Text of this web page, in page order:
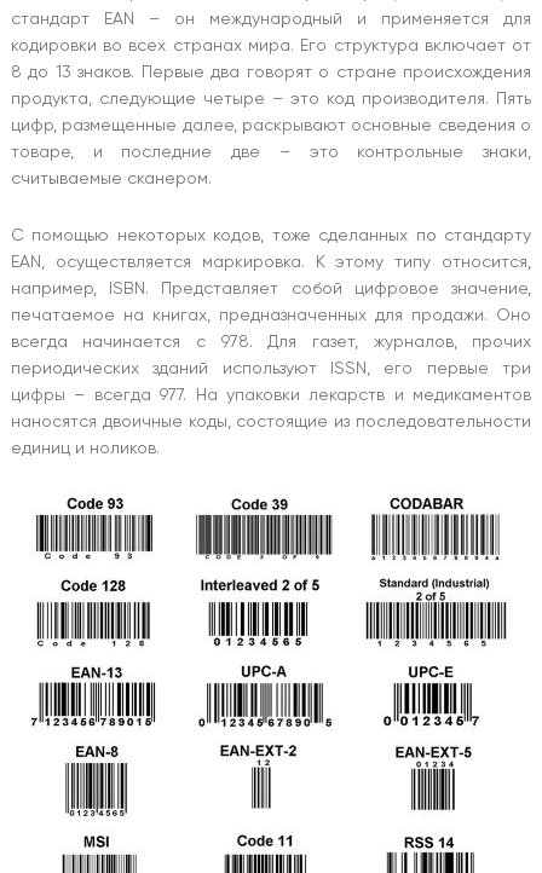
стандарт EAN – он международный и применяется для
кодировки во всех странах мира. Его структура включает от
8 до 13 знаков. Первые два говорят о стране происхождения
продукта, следующие четыре – это код производителя. Пять
цифр, размещенные далее, раскрывают основные сведения о
товаре, и последние две – это контрольные знаки,
считываемые сканером.
С помощью некоторых кодов, тоже сделанных по стандарту
EAN, осуществляется маркировка. К этому типу относится,
например, ISBN. Представляет собой цифровое значение,
печатаемое на книгах, предназначенных для продажи. Оно
всегда начинается с 978. Для газет, журналов, прочих
периодических зданий используют ISSN, его первые три
цифры – всегда 977. На упаковки лекарств и медикаментов
наносятся двоичные коды, состоящие из последовательности
единиц и ноликов.